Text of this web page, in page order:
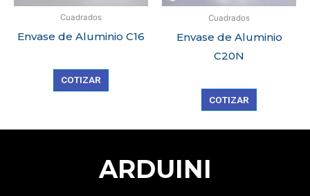
Cuadrados
Envase de Aluminio C16
COTIZAR
Cuadrados
Envase de Aluminio
C20N
COTIZAR
ARDUINI